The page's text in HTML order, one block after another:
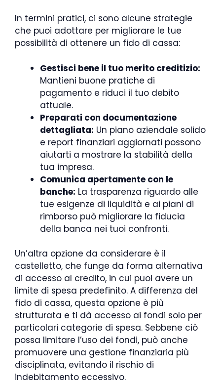
In termini pratici, ci sono alcune strategie
che puoi adottare per migliorare le tue
possibilità di ottenere un fido di cassa:
Gestisci bene il tuo merito creditizio:
Mantieni buone pratiche di
pagamento e riduci il tuo debito
attuale.
Preparati con documentazione
dettagliata: Un piano aziendale solido
e report finanziari aggiornati possono
aiutarti a mostrare la stabilità della
tua impresa.
Comunica apertamente con le
banche: La trasparenza riguardo alle
tue esigenze di liquidità e ai piani di
rimborso può migliorare la fiducia
della banca nei tuoi confronti.
Un’altra opzione da considerare è il
castelletto, che funge da forma alternativa
di accesso al credito, in cui puoi avere un
limite di spesa predefinito. A differenza del
fido di cassa, questa opzione è più
strutturata e ti dà accesso ai fondi solo per
particolari categorie di spesa. Sebbene ciò
possa limitare l’uso dei fondi, può anche
promuovere una gestione finanziaria più
disciplinata, evitando il rischio di
indebitamento eccessivo.